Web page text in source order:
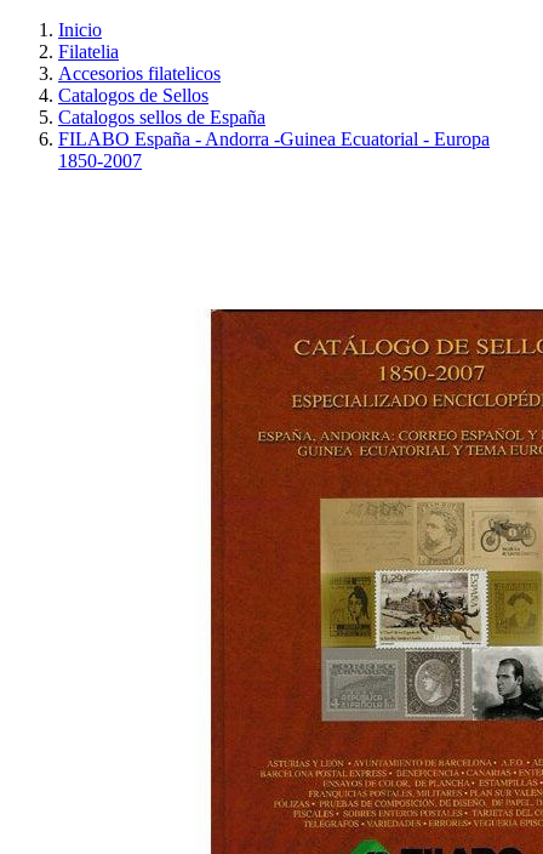
Inicio
Filatelia
Accesorios filatelicos
Catalogos de Sellos
Catalogos sellos de España
FILABO España - Andorra -Guinea Ecuatorial - Europa
1850-2007